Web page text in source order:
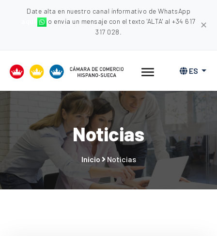
Date alta en nuestro canal informativo de WhatsApp
o envia un mensaje con el texto 'ALTA' al +34 617
317 028.
✕
ES
Noticias
Inicio Noticias